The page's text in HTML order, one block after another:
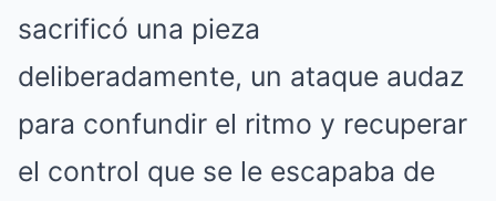
sacrificó una pieza
deliberadamente, un ataque audaz
para confundir el ritmo y recuperar
el control que se le escapaba de